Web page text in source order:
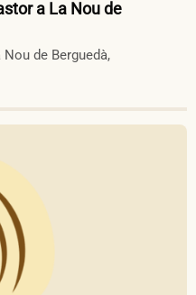
a La Nou de
Nou de Berguedà,